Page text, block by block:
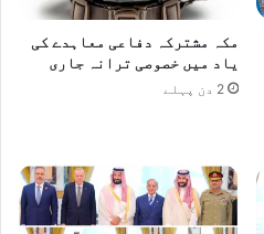
مکہ مشترکہ دفاعی معاہدے کی
یاد میں خصوصی ترانہ جاری
2 دن پہلے